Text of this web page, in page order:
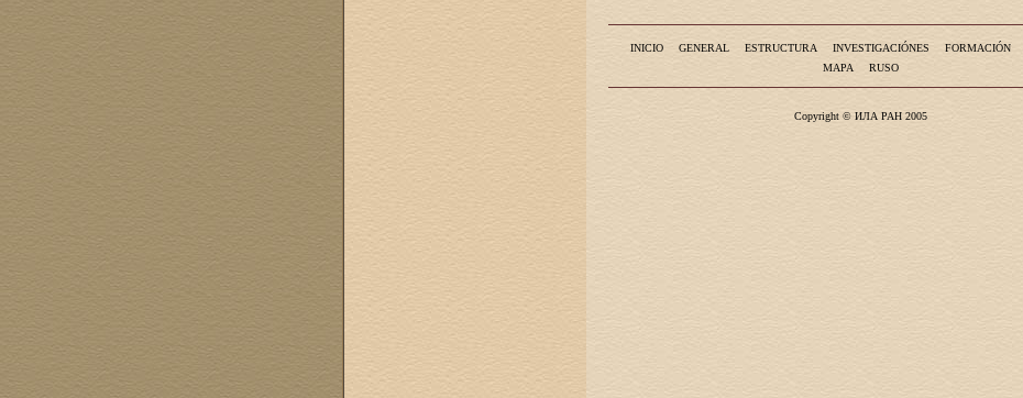
INICIO GENERAL ESTRUCTURA INVESTIGACIÓNES FORMACIÓN
MAPA
RUSO
Copyright © ИЛА РАН 2005